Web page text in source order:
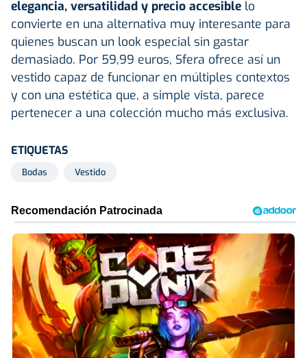
elegancia, versatilidad y precio accesible lo
convierte en una alternativa muy interesante para
quienes buscan un look especial sin gastar
demasiado. Por 59,99 euros, Sfera ofrece así un
vestido capaz de funcionar en múltiples contextos
y con una estética que, a simple vista, parece
pertenecer a una colección mucho más exclusiva.
ETIQUETAS
Bodas Vestido